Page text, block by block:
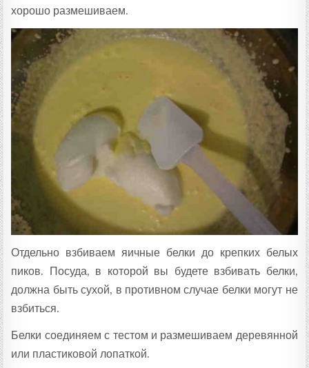
хорошо размешиваем.
Отдельно взбиваем яичные белки до крепких белых
пиков. Посуда, в которой вы будете взбивать белки,
должна быть сухой, в противном случае белки могут не
взбиться.
Белки соединяем с тестом и размешиваем деревянной
или пластиковой лопаткой.